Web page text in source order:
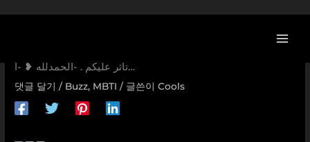
로
تأثر عليكم . -الحمدلله ❥ -ا…
댓글 달기 / Buzz, MBTI / 글쓴이Cools